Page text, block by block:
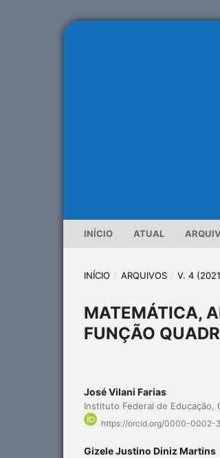
INÍCIO ATUAL
INÍCIO / ARQUIVOS / V. 4
MATEMÁTICA,
FUNÇÃO
José Vilani Farias
Instituto Federal de Educação,
https://orcid.org/0000-0002-
Gizele Justino Diniz Martins